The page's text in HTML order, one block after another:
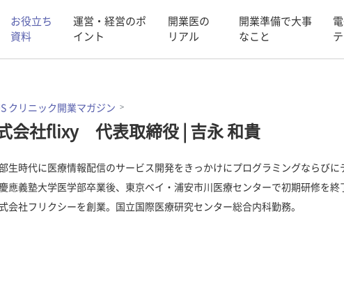
お役立ち
資料
運営・経営のポ
イント
開業医の
リアル
開業準備で大事
なこと
クリニック開業マガジン
会社flixy 代表取締役 吉永 和貴
生時代に医療情報配信のサービス開発をきっかけにプログラミングならびに
應義塾大学医学部卒業後、東京ベイ・浦安市川医療センターで初期研修を終
会社フリクシーを創業。国立国際医療研究センター総合内科勤務。